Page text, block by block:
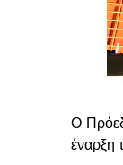
Ο
έναρξη